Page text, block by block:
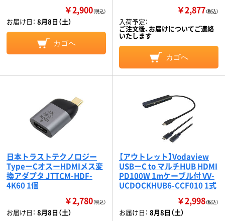
￥2,900（税込）
お届け日： 8月8日（土）
カゴへ
￥2,877（税込）
入荷予定：
ご注文後、お届けについてご連絡
いたします
カゴへ
日本トラストテクノロジー
TypeーCオスーHDMIメス変
換アダプタ JTTCM-HDF-
4K60 1個
￥2,780（税込）
お届け日： 8月8日（土）
【アウトレット】Vodaview
USBーC to マルチHUB HDMI
PD100W 1mケーブル付 VV-
UCDOCKHUB6-CCF010 1式
￥2,998（税込）
お届け日： 8月8日（土）